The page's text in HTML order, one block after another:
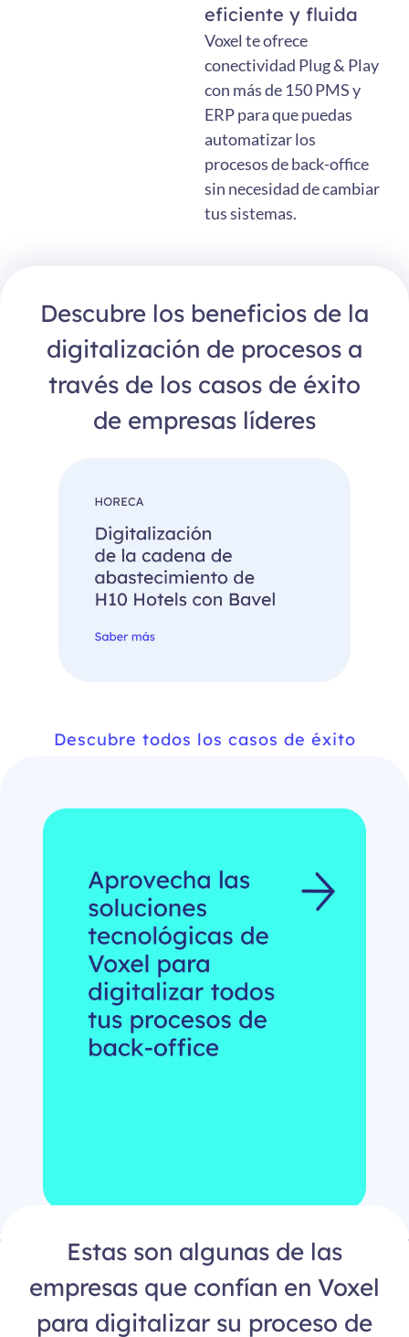
eficiente y fluida
Voxel te ofrece
conectividad Plug & Play
con más de 150 PMS y
ERP para que puedas
automatizar los
procesos de back-office
sin necesidad de cambiar
tus sistemas.
Descubre los beneficios de la
digitalización de procesos a
través de los casos de éxito
de empresas líderes
Descubre todos los casos de éxito
Estas son algunas de las
empresas que confían en Voxel
para digitalizar su proceso de